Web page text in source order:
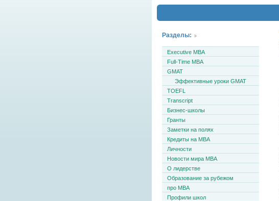
Разделы:
Executive MBA
Full-Time MBA
GMAT
Эффективные уроки GMAT
TOEFL
Transcript
Бизнес-школы
Гранты
Заметки на полях
Кредиты на MBA
Личности
Новости мира MBA
О лидерстве
Образование за рубежом
про MBA
Профили школ